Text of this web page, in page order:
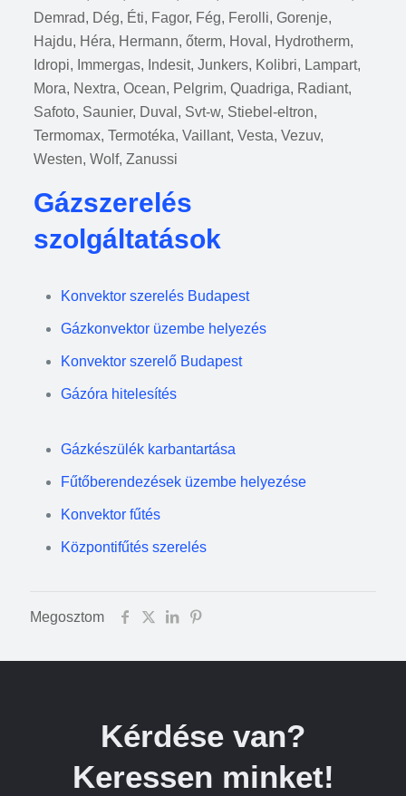
Demrad, Dég, Éti, Fagor, Fég, Ferolli, Gorenje,
Hajdu, Héra, Hermann, őterm, Hoval, Hydrotherm,
Idropi, Immergas, Indesit, Junkers, Kolibri, Lampart,
Mora, Nextra, Ocean, Pelgrim, Quadriga, Radiant,
Safoto, Saunier, Duval, Svt-w, Stiebel-eltron,
Termomax, Termotéka, Vaillant, Vesta, Vezuv,
Westen, Wolf, Zanussi
Gázszerelés
szolgáltatások
Konvektor szerelés Budapest
Gázkonvektor üzembe helyezés
Konvektor szerelő Budapest
Gázóra hitelesítés
Gázkészülék karbantartása
Fűtőberendezések üzembe helyezése
Konvektor fűtés
Központifűtés szerelés
Megosztom
Kérdése van?
Keressen minket!